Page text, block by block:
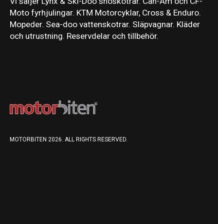
Moto fyrhjulingar. KTM Motorcyklar, Cross & Enduro.
Mopeder. Sea-doo vattenskotrar. Släpvagnar. Kläder
och utrustning. Reservdelar och tillbehör.
MOTORBITEN 2026. ALL RIGHTS RESERVED.